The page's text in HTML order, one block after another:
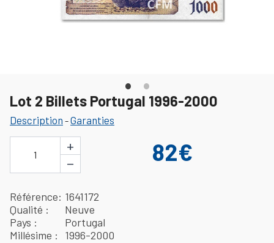
Lot 2 Billets Portugal 1996-2000
Description -Garanties
1
+
−
82€
Référence 1641172
Qualité
Neuve
Pays
Portugal
Millésime
1996-2000